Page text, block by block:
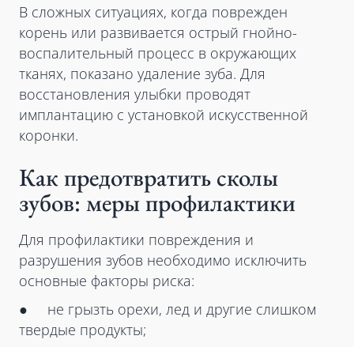
В сложных ситуациях, когда поврежден
корень или развивается острый гнойно-
воспалительный процесс в окружающих
тканях, показано удаление зуба. Для
восстановления улыбки проводят
имплантацию с установкой искусственной
коронки.
Как предотвратить сколы
зубов: меры профилактики
Для профилактики повреждения и
разрушения зубов необходимо исключить
основные факторы риска:
● не грызть орехи, лед и другие слишком
твердые продукты;